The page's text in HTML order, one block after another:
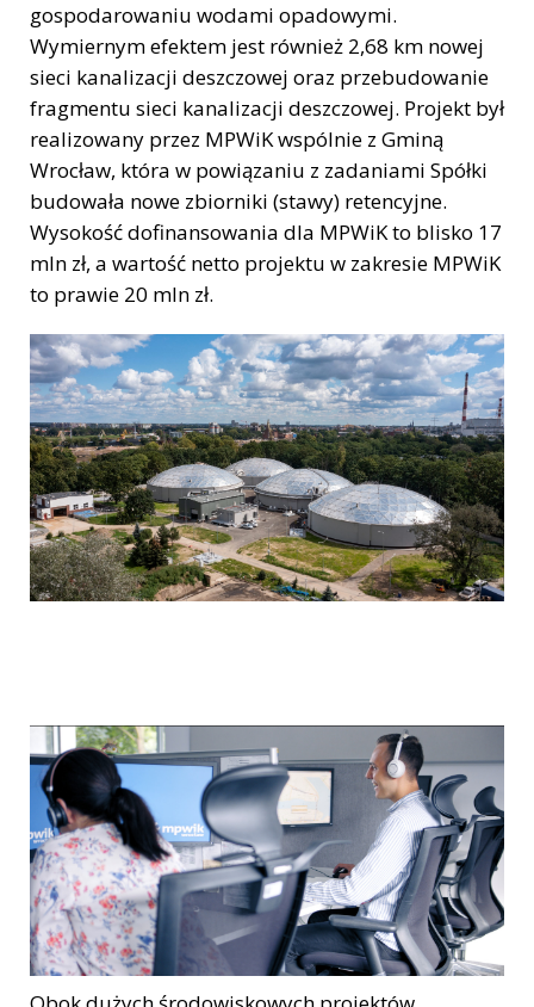
gospodarowaniu wodami opadowymi.
Wymiernym efektem jest również 2,68 km nowej
sieci kanalizacji deszczowej oraz przebudowanie
fragmentu sieci kanalizacji deszczowej. Projekt był
realizowany przez MPWiK wspólnie z Gminą
Wrocław, która w powiązaniu z zadaniami Spółki
budowała nowe zbiorniki (stawy) retencyjne.
Wysokość dofinansowania dla MPWiK to blisko 17
mln zł, a wartość netto projektu w zakresie MPWiK
to prawie 20 mln zł.